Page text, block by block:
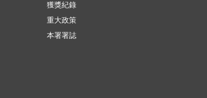
獲獎紀錄
重大政策
本署署誌